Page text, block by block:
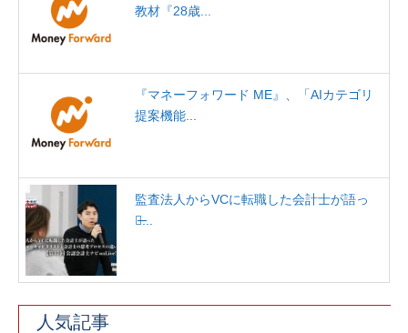
教材『28歳...
『マネーフォワード ME』、「AIカテゴリ
提案機能...
監査法人からVCに転職した会計士が語っ
た̶...
人気記事